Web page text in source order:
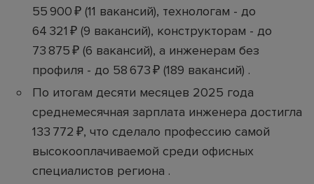
55 900 ₽ (11 вакансий), технологам - до
64 321 ₽ (9 вакансий), конструкторам - до
73 875 ₽ (6 вакансий), а инженерам без
профиля - до 58 673 ₽ (189 вакансий) .
По итогам десяти месяцев 2025 года
среднемесячная зарплата инженера достигла
133 772 ₽, что сделало профессию самой
высокооплачиваемой среди офисных
специалистов региона .